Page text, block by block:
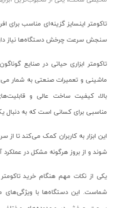
برش و تراش دهنده
کف ساب و موزائیک ساب
پشم زن
اینورتر جوشکاری
دستگاه جوش CO2
دستگاه برش
کابل جوشکاری
ترانس جوش
سرپیک برشکاری
اینسایز - INSIZE
جی تی - GT
دنلکس - DANLEX
میتوتویو- MITUTOYO
سوماک- SUMAKE
هانیکو- HANICO
المکس- ELMAX
زد سی سی- ZCC
هیرو- HERO
زرد-مشکی
1176
طلایی
سبز-نقره ای
صورتی
قهوه ای
جنگلی
قرمز- طوسی
تاکومتر اینسایز گزینه‌ای مناسب برای
سنجش سرعت چرخش دستگاه‌ها نیاز
تاکومتر ابزاری حیاتی در صنایع
ماشینی و تعمیرات صنعتی به شمار
بالا، کیفیت ساخت عالی و
مناسبی برای کسانی است که به دنبال
این ابزار به کاربران کمک می‌کند تا
شوند و از بروز هرگونه مشکل در
یکی از نکات مهم هنگام خرید
شماست. این دستگاه‌ها با ویژگی‌های